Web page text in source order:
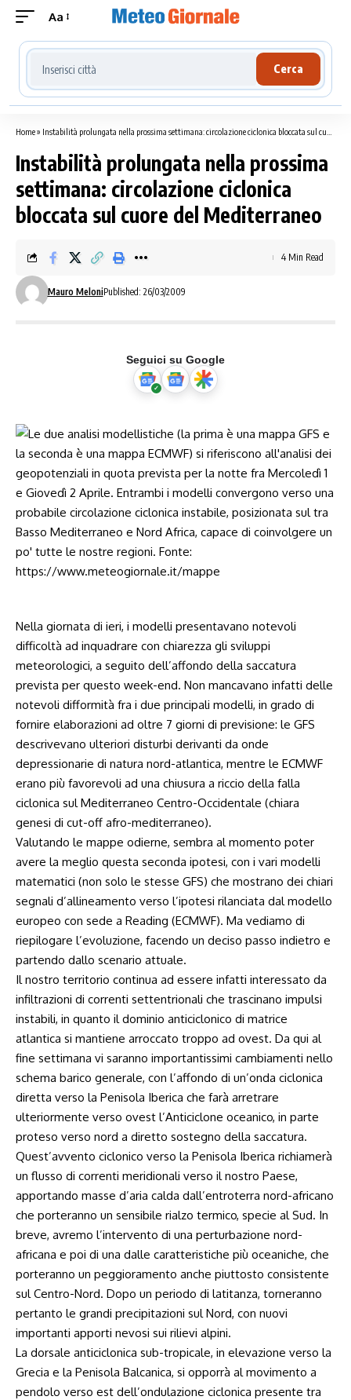
Aa
Cerca località meteo
Cerca
Home» Instabilità prolungata nella prossima settimana: circolazione ciclonica bloccata sul cuore del Mediterraneo
Instabilità prolungata nella prossima
settimana: circolazione ciclonica
bloccata sul cuore del Mediterraneo
Mauro MeloniPublished: 26/03/2009
4 Min Read
Seguici su Google
Nella giornata di ieri, i modelli presentavano notevoli
difficoltà ad inquadrare con chiarezza gli sviluppi
meteorologici, a seguito dell’affondo della saccatura
prevista per questo week-end. Non mancavano infatti delle
notevoli difformità fra i due principali modelli, in grado di
fornire elaborazioni ad oltre 7 giorni di previsione: le GFS
descrivevano ulteriori disturbi derivanti da onde
depressionarie di natura nord-atlantica, mentre le ECMWF
erano più favorevoli ad una chiusura a riccio della falla
ciclonica sul Mediterraneo Centro-Occidentale (chiara
genesi di cut-off afro-mediterraneo).
Valutando le mappe odierne, sembra al momento poter
avere la meglio questa seconda ipotesi, con i vari modelli
matematici (non solo le stesse GFS) che mostrano dei chiari
segnali d’allineamento verso l’ipotesi rilanciata dal modello
europeo con sede a Reading (ECMWF). Ma vediamo di
riepilogare l’evoluzione, facendo un deciso passo indietro e
partendo dallo scenario attuale.
Il nostro territorio continua ad essere infatti interessato da
infiltrazioni di correnti settentrionali che trascinano impulsi
instabili, in quanto il dominio anticiclonico di matrice
atlantica si mantiene arroccato troppo ad ovest. Da qui al
fine settimana vi saranno importantissimi cambiamenti nello
schema barico generale, con l’affondo di un’onda ciclonica
diretta verso la Penisola Iberica che farà arretrare
ulteriormente verso ovest l’Anticiclone oceanico, in parte
proteso verso nord a diretto sostegno della saccatura.
Quest’avvento ciclonico verso la Penisola Iberica richiamerà
un flusso di correnti meridionali verso il nostro Paese,
apportando masse d’aria calda dall’entroterra nord-africano
che porteranno un sensibile rialzo termico, specie al Sud. In
breve, avremo l’intervento di una perturbazione nord-
africana e poi di una dalle caratteristiche più oceaniche, che
porteranno un peggioramento anche piuttosto consistente
sul Centro-Nord. Dopo un periodo di latitanza, torneranno
pertanto le grandi precipitazioni sul Nord, con nuovi
importanti apporti nevosi sui rilievi alpini.
La dorsale anticiclonica sub-tropicale, in elevazione verso la
Grecia e la Penisola Balcanica, si opporrà al movimento a
pendolo verso est dell’ondulazione ciclonica presente tra